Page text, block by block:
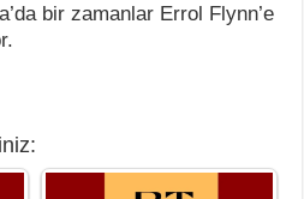
bir zamanlar Errol Flynn’e